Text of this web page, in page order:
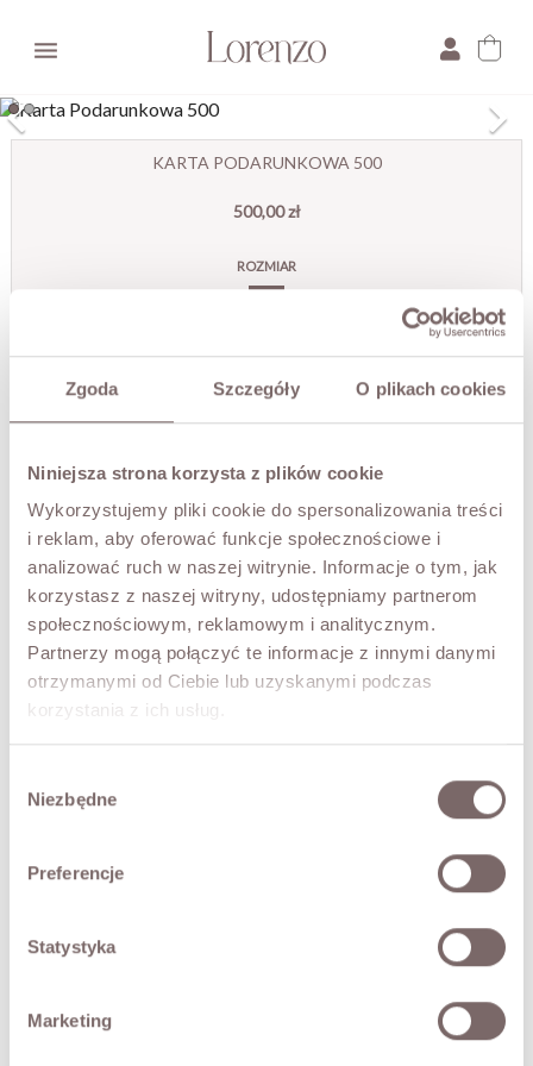
Zgoda Szczegóły O plikach cookies
Niniejsza strona korzysta z plików cookie
Wykorzystujemy pliki cookie do spersonalizowania treści
i reklam, aby oferować funkcje społecznościowe i
analizować ruch w naszej witrynie. Informacje o tym, jak
korzystasz z naszej witryny, udostępniamy partnerom
społecznościowym, reklamowym i analitycznym.
Partnerzy mogą połączyć te informacje z innymi danymi
otrzymanymi od Ciebie lub uzyskanymi podczas
korzystania z ich usług.
zgody
Niezbędne
Preferencje
Statystyka
Marketing

KARTA PODARUNKOWA 500
500,00 zł
ROZMIAR
Karta
Podarunkowa
500
DODAJ DO KOSZYKA
NOWOŚĆ! PRZYMIERZ WIRTUALNIE
OPIS
Karta Podarunkowa ważna jest przez 3 miesiące. Forma
płatności: przedpłata. Wartość zakupów może być równa,
bądź większa niż wartość karty.
.